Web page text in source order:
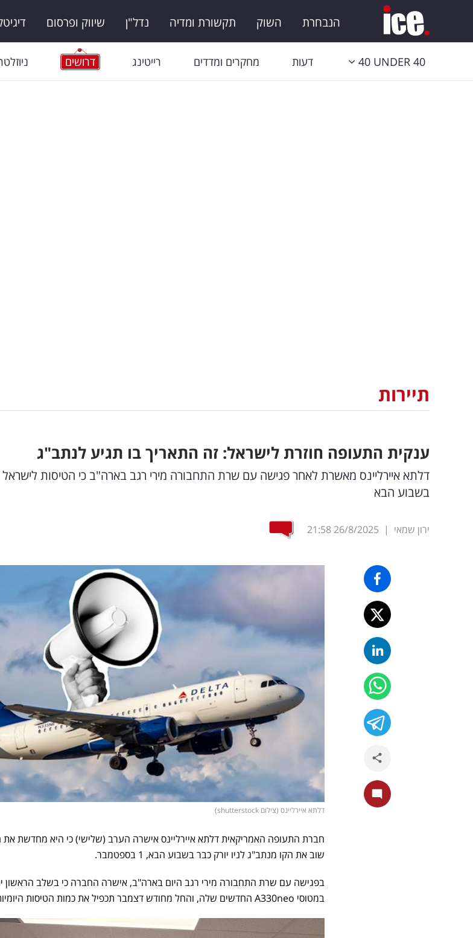
הנבחרת השוק תקשורת ומדיה נדל"ן שיווק ופרסום
40 UNDER 40 דעות מחקרים ומדדים רייטינג דרושים
תיירות
ענקית התעופה חוזרת לישראל: זה התאריך בו תגיע לנתב"ג
דלתא איירליינס מאשרת לאחר פגישה עם שרת התחבורה מירי רגב בארה"ב כי הטיסות
בשבוע הבא
ירון שמאי |
26/8/2025
21:58
דלתא איירליינס (צילום shutterstock)
חברת התעופה האמריקאית דלתא איירליינס אישרה הערב (שלישי) כי היא מחדשת את
שוב את הקו מנתב"ג לניו יורק כבר בשבוע הבא, 1 בספטמבר.
במטוסי A330neo החדשים שלה, והחל מחודש דצמבר תכפיל את כמות הטיסות היומיות לישראל וממנה.